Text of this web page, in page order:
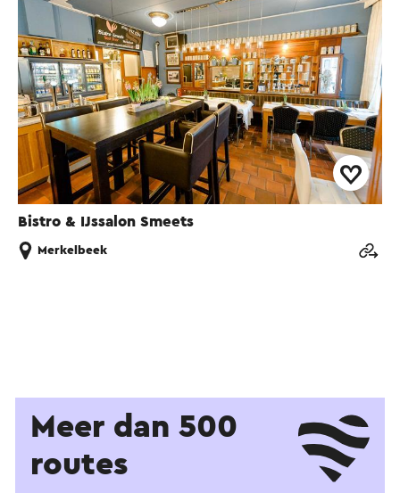
Bistro & IJssalon Smeets
Merkelbeek
Meer dan 500
routes